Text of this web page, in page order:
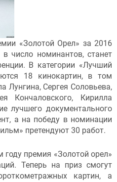
«Золотой Орел» за 2016
число номинантов, станет
В категории «Лучший
18 кинокартин, в том
Лунгина, Сергея Соловьева,
Кончаловского, Кирилла
лучшего документального
а на победу в номинации
претендуют 30 работ.
году премия «Золотой орел»
Теперь на приз смогут
картин, а